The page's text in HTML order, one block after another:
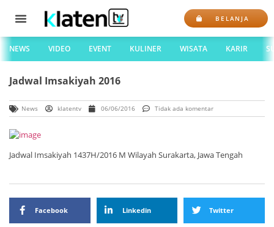
BELANJA
NEWS VIDEO EVENT KULINER WISATA KARIR
Jadwal Imsakiyah 2016
News klatentv 06/06/2016 Tidak ada komentar
Jadwal Imsakiyah 1437H/2016 M Wilayah Surakarta, Jawa Tengah
Facebook Linkedin Twitter